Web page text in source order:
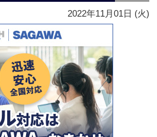
2022年11月01日 (火)